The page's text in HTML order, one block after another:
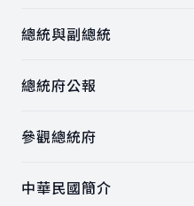
總統與副總統
總統府公報
參觀總統府
中華民國簡介